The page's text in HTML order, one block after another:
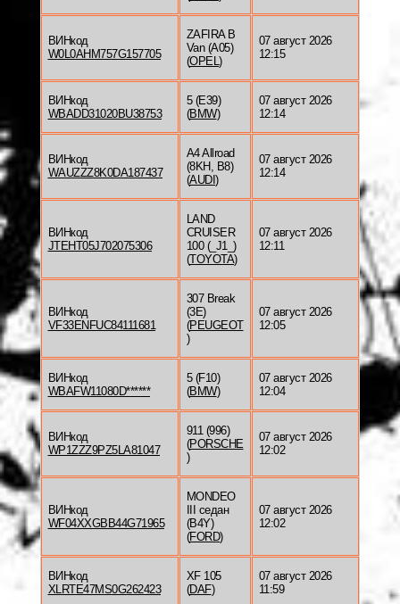
ВИНкод
W0L0AHM757G157705
ZAFIRA B
Van (A05)
(OPEL)
07 август 2026
12:15
ВИНкод
WBADD31020BU38753
5 (E39)
(BMW)
07 август 2026
12:14
ВИНкод
WAUZZZ8K0DA187437
A4 Allroad
(8KH, B8)
(AUDI )
07 август 2026
12:14
ВИНкод
JTEHT05J702075306
LAND
CRUISER
100 (_J1_)
(TOYOTA)
07 август 2026
12:11
ВИНкод
VF33ENFUC84111681
307 Break
(3E)
(PEUGEOT
)
07 август 2026
12:05
ВИНкод
WBAFW11080D******
5 (F10)
(BMW)
07 август 2026
12:04
ВИНкод
WP1ZZZ9PZ5LA81047
911 (996)
(PORSCHE
)
07 август 2026
12:02
ВИНкод
WF04XXGBB44G71965
MONDEO
III седан
(B4Y)
(FORD)
07 август 2026
12:02
ВИНкод
XLRTE47MS0G262423
XF 105
(DAF)
07 август 2026
11:59